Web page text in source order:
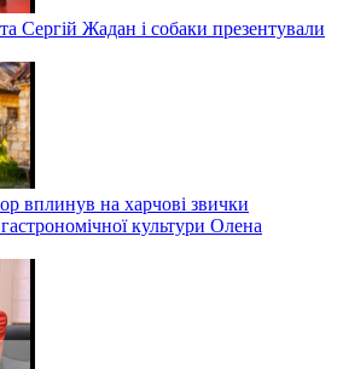
Сергій Жадан і собаки презентували
вплинув на харчові звички
культури Олена